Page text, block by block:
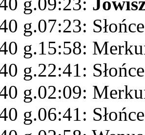
g.07:23:
g.15:58:
g.22:41:
g.02:09:
g.06:41: